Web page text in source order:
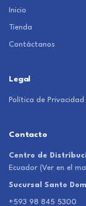
Inicio
Tienda
Contáctanos
Legal
Política de Privacidad
Contacto
Centro de
Ecuador (Ver en el
Sucursal Santo
+593 98 845 5300